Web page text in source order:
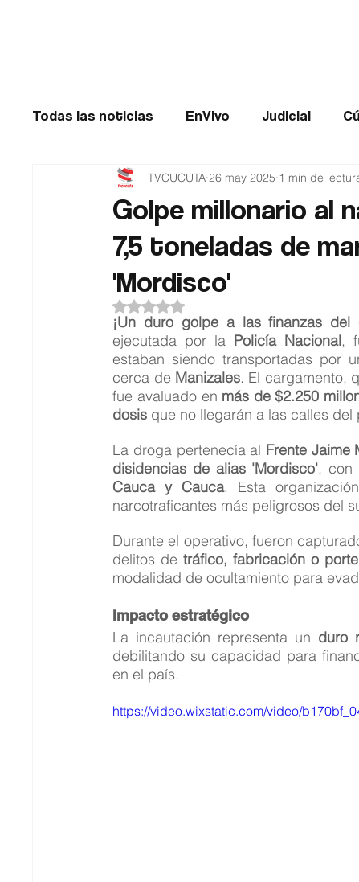
Todas las noticias EnVivo Judicial
Entretenimiento Historias de impacto
Catatumbo TRANSMILENIO Salud
Golpe millonario al
7,5 toneladas de
'Mordisco'
TVCUCUTA 26 may 2025 1 min de
Obtuvo NaN de 5 estrellas.
¡Un duro golpe a las finanzas del
ejecutada por la Policía Nacional,
estaban siendo transportadas por
cerca de Manizales. El cargamento,
fue avaluado en más de $2.250
dosis que no llegarán a las calles del
La droga pertenecía al Frente Jaime
disidencias de alias 'Mordisco', con
Cauca y Cauca. Esta
narcotraficantes más peligrosos del
Durante el operativo, fueron
delitos de tráfico, fabricación o
modalidad de ocultamiento para
Impacto estratégico
La incautación representa un duro
debilitando su capacidad para
en el país.
https://video.wixstatic.com/video/